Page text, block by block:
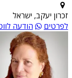
זכרון יעקב, ישראל
לפרטים
הודעה